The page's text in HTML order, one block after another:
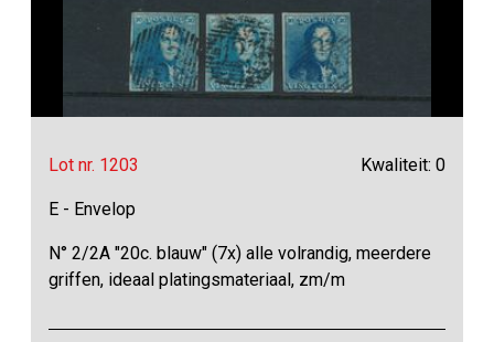
Lot nr. 1203 Kwaliteit: 0
E - Envelop
N° 2/2A "20c. blauw" (7x) alle volrandig, meerdere
griffen, ideaal platingsmateriaal, zm/m